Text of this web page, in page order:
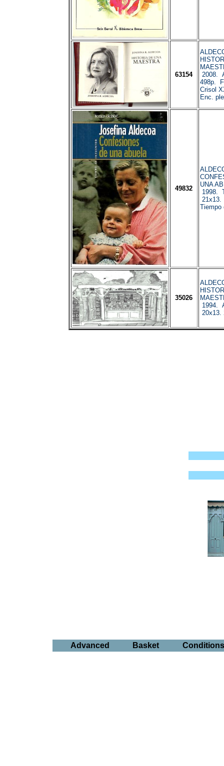
63154
2008.
498p.
Crisol
Enc.
49832
UNA
1998.
21x13.
Tiempo
35026
1994.
Advanced Basket Conditions